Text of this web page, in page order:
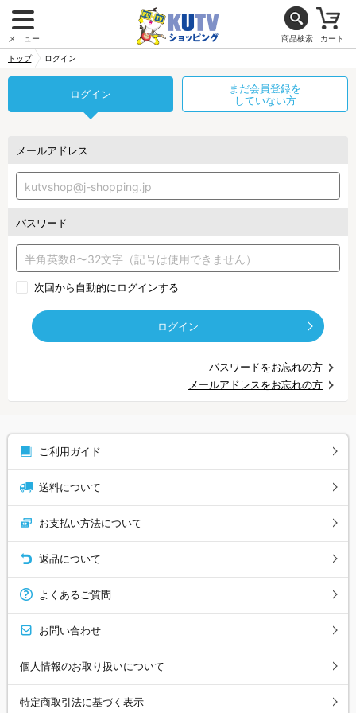
メニュー 商品検索 カート
トップ ログイン
ログイン
まだ会員登録を
していない方
メールアドレス
パスワード
次回から自動的にログインする
ログイン
パスワードをお忘れの方
メールアドレスをお忘れの方
ご利用ガイド
送料について
お支払い方法について
返品について
よくあるご質問
お問い合わせ
個人情報のお取り扱いについて
特定商取引法に基づく表示